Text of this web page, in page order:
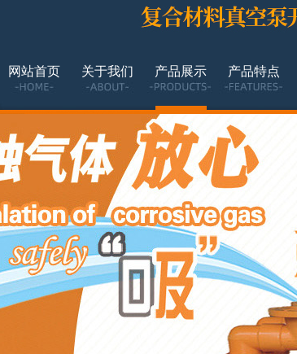
网站首页 关于我们 产品展示 产品特点